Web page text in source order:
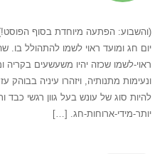
(והשבוע: הפתעה מיוחדת בסוף
יום חג ומועד ראוי לשמו להתהולל
ראוי-לשמו שכזה יהיו משעשעים בקריה
ונעימות מתנותיה, ויזהרו עיניה בבוהק
להיות סוג של עונש בעל גוון רגשי
יותר-מידי-ארוחות-חג. […]